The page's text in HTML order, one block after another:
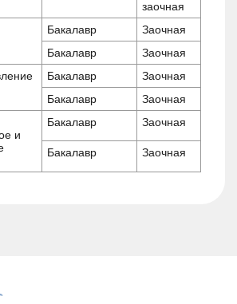
заочная
Бакалавр
Заочная
Бакалавр
Заочная
Бакалавр
Заочная
Бакалавр
Заочная
и
Бакалавр Заочная
Бакалавр Заочная